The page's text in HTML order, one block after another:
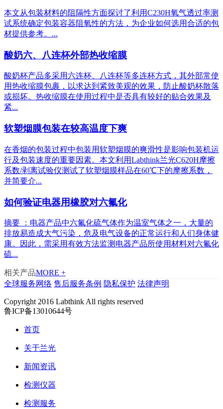
本文从包装材料的阻隔性方面探讨了利用C230H氧气透过率测
试系统确定包装容器阻氧性的方法，为企业如何选用合适的包
材提供参考。...
酸奶六、八连杯外部热收缩膜
酸奶杯产品多采用六连杯、八连杯等多连杯方式，其外部常使
用热收缩膜包裹，以求达到紧致美观的效果，防止酸奶杯散落
或损坏。热收缩膜在使用过程中是否具有较好的贴合效果及
紧...
软塑烟膜包装在较高温度下爽
在香烟的包装过程中包装用软塑烟膜的爽滑性是影响包装机运
行及包装速度的重要因素。本文利用Labthink兰光C620H摩擦
系数/剥离试验仪测试了软塑烟膜样品在60℃下的摩擦系数，
并简要介...
如何验证电器用橡胶对六氟化
摘要 ：电器产品中六氟化硫气体作为温室气体之一，大量的
排放易造成大气污染，危及电气设备的正常运行和人们身体健
康。因此，需采用有效方法监测电器产品所使用材料对六氟化
硫...
相关产品MORE +
全球服务网络 售后服务条例 隐私保护 法律声明
Copyright 2016 Labthink All rights reserved
鲁ICP备13010644号
首页
关于兰光
新闻资讯
检测仪器
检测服务